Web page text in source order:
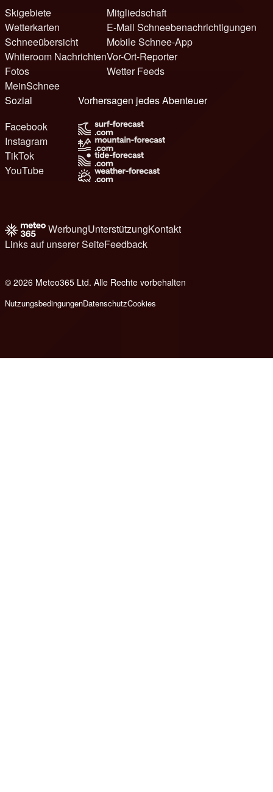
Skigebiete
Wetterkarten
Schneeübersicht
Whiteroom Nachrichten
Fotos
MeinSchnee
Mitgliedschaft
E-Mail Schneebenachrichtigungen
Mobile Schnee-App
Vor-Ort-Reporter
Wetter Feeds
Sozial
Facebook
Instagram
TikTok
YouTube
Vorhersagen jedes Abenteuer
WerbungUnterstützungKontakt
Links auf unserer SeiteFeedback
© 2026 Meteo365 Ltd. Alle Rechte vorbehalten
NutzungsbedingungenDatenschutzCookies